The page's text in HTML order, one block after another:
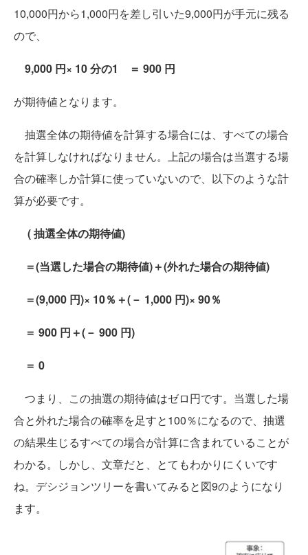
10,000円から1,000円を差し引いた9,000円が手元に残る
ので、
9,000 円× 10 分の1 ＝ 900 円
が期待値となります。
抽選全体の期待値を計算する場合には、すべての場合
を計算しなければなりません。上記の場合は当選する場
合の確率しか計算に使っていないので、以下のような計
算が必要です。
( 抽選全体の期待値)
＝(当選した場合の期待値)＋(外れた場合の期待値)
＝(9,000 円)× 10％＋(－ 1,000 円)× 90％
＝ 900 円＋(－ 900 円)
＝ 0
つまり、この抽選の期待値はゼロ円です。当選した場
合と外れた場合の確率を足すと100％になるので、抽選
の結果生じるすべての場合が計算に含まれていることが
わかる。しかし、文章だと、とてもわかりにくいです
ね。デシジョンツリーを書いてみると図9のようになり
ます。